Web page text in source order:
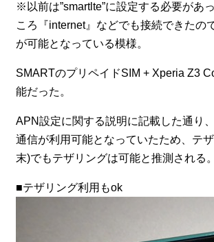
※以前は”smartlte”に設定する必要があ
ころ『internet』などでも接続できたの
が可能となっている模様。
SMARTのプリペイドSIM + Xperia Z3
能だった。
APN設定に関する説明に記載した通り
通信が利用可能となっていたため、テ
末)でもテザリングは可能と推測される。
■テザリング利用もok